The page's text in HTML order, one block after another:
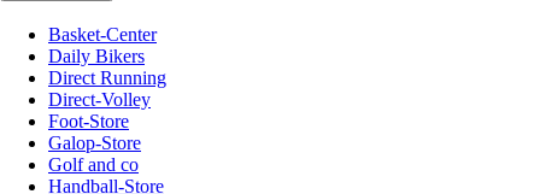
Basket-Center
Daily Bikers
Direct Running
Direct-Volley
Foot-Store
Galop-Store
Golf and co
Handball-Store